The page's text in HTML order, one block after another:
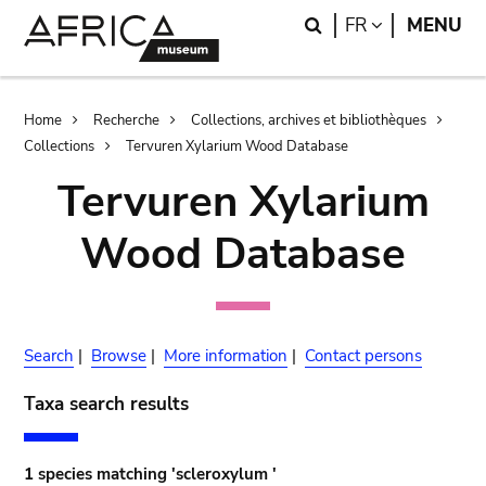
Search
FR LANGUAGE
MENU
Breadcrumb
Home Recherche
Collections, archives et bibliothèques
Collections
Tervuren Xylarium Wood Database
Tervuren Xylarium
Wood Database
Search | Browse | More information | Contact persons
Taxa search results
1 species matching 'scleroxylum '